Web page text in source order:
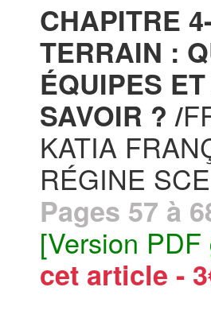
CHAPITRE
TERRAIN :
ÉQUIPES
SAVOIR ? /
KATIA
RÉGINE
Pages 57 à
[Version
cet article -